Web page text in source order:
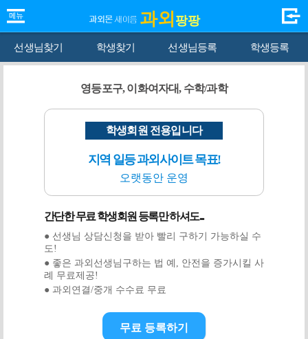
과외 팡팡
선생님찾기 학생찾기 선생님등록 학생등록
영등포구, 이화여자대, 수학/과학
학생회원 전용입니다
지역 일등 과외사이트 목표!
오랫동안 운영
간단한 무료 학생회원 등록만 하셔도...
● 선생님 상담신청을 받아 빨리 구하기 가능하실 수
도!
● 좋은 과외선생님구하는 법 예, 안전을 증가시킬 사
례 무료제공!
● 과외연결/중개 수수료 무료
무료 등록하기